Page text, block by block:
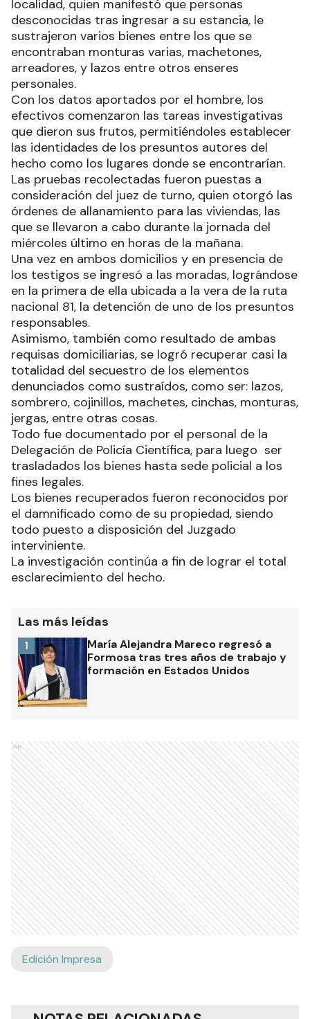
localidad, quien manifestó que personas
desconocidas tras ingresar a su estancia, le
sustrajeron varios bienes entre los que se
encontraban monturas varias, machetones,
arreadores, y lazos entre otros enseres
personales.
Con los datos aportados por el hombre, los
efectivos comenzaron las tareas investigativas
que dieron sus frutos, permitiéndoles establecer
las identidades de los presuntos autores del
hecho como los lugares donde se encontrarían.
Las pruebas recolectadas fueron puestas a
consideración del juez de turno, quien otorgó las
órdenes de allanamiento para las viviendas, las
que se llevaron a cabo durante la jornada del
miércoles último en horas de la mañana.
Una vez en ambos domicilios y en presencia de
los testigos se ingresó a las moradas, lográndose
en la primera de ella ubicada a la vera de la ruta
nacional 81, la detención de uno de los presuntos
responsables.
Asimismo, también como resultado de ambas
requisas domiciliarias, se logró recuperar casi la
totalidad del secuestro de los elementos
denunciados como sustraídos, como ser: lazos,
sombrero, cojinillos, machetes, cinchas, monturas,
jergas, entre otras cosas.
Todo fue documentado por el personal de la
Delegación de Policía Científica, para luego ser
trasladados los bienes hasta sede policial a los
fines legales.
Los bienes recuperados fueron reconocidos por
el damnificado como de su propiedad, siendo
todo puesto a disposición del Juzgado
interviniente.
La investigación continúa a fin de lograr el total
esclarecimiento del hecho.
Las más leídas
María Alejandra Mareco regresó a
Formosa tras tres años de trabajo y
formación en Estados Unidos
1
Ads
Edición Impresa